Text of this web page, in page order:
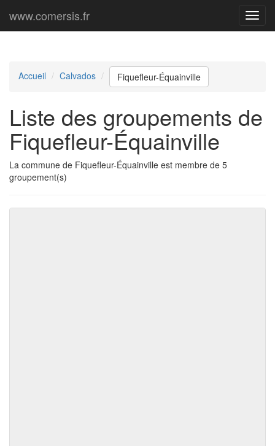
Menu
www.comersis.fr
Accueil Calvados Fiquefleur-Équainville
Liste des groupements de
Fiquefleur-Équainville
La commune de Fiquefleur-Équainville est membre de 5
groupement(s)